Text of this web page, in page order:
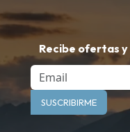
Recibe ofertas
Email
SUSCRIBIRME